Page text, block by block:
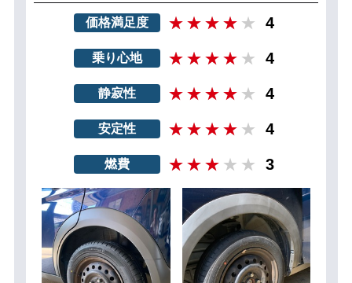
価格満足度 4
乗り心地 4
静寂性 4
安定性 4
燃費 3